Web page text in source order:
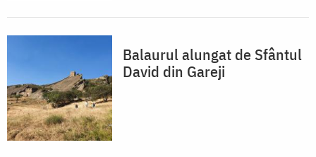
Balaurul alungat de Sfântul
David din Gareji